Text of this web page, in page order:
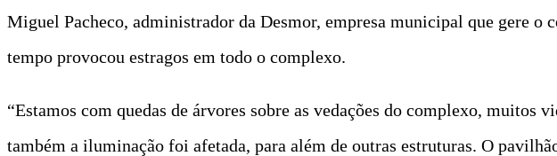
Miguel Pacheco, administrador da Desmor, empresa municipal que gere o
tempo provocou estragos em todo o complexo.
“Estamos com quedas de árvores sobre as vedações do complexo, muitos
também a iluminação foi afetada, para além de outras estruturas. O